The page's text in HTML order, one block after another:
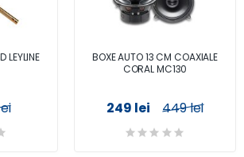
LEYLINE
BOXE AUTO 13 CM COAXIALE
CORAL MC130
249 lei 449 lei